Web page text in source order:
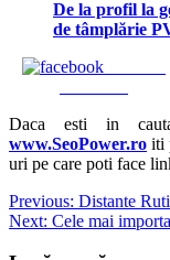
De la profil la
de tâmplărie
Daca esti in
www.SeoPower.ro iti
uri pe care poti face
Navigare
în
Previous: Distante
Next: Cele mai